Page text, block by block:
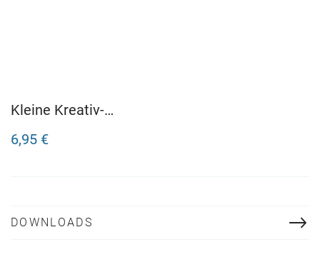
Kleine Kreativ-
Stickerspaß
6,95 €
DOWNLOADS